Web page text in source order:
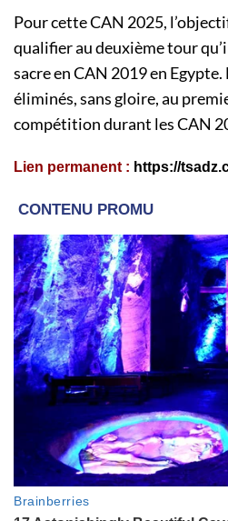
Pour cette CAN 2025,
qualifier au deuxième tour
sacre en CAN 2019 en Egypte.
éliminés, sans gloire, au
compétition durant les CAN
Lien permanent : https://